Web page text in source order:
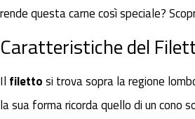
rende questa carne così speciale?
Caratteristiche del
Il filettosi trova sopra la regione
la sua forma ricorda quello di un cono